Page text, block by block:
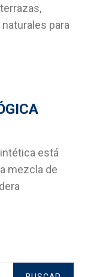
para
está
mezcla de